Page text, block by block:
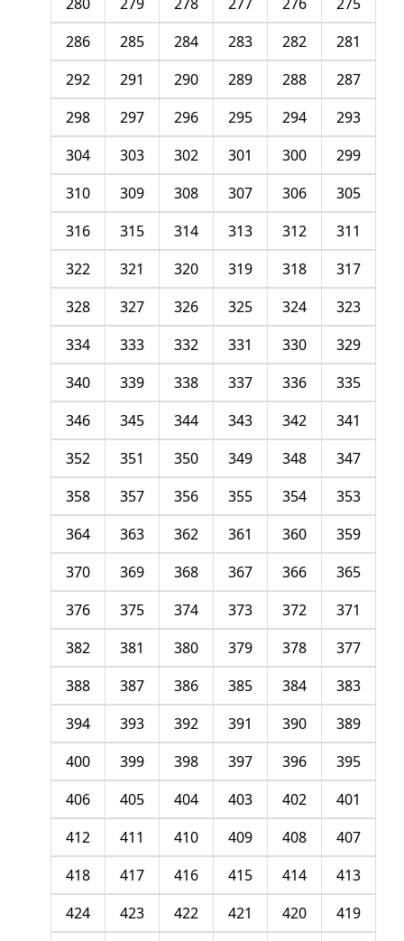
281
282
283
284
285
286
287
288
289
290
291
292
293
294
295
296
297
298
299
300
301
302
303
304
305
306
307
308
309
310
311
312
313
314
315
316
317
318
319
320
321
322
323
324
325
326
327
328
329
330
331
332
333
334
335
336
337
338
339
340
341
342
343
344
345
346
347
348
349
350
351
352
353
354
355
356
357
358
359
360
361
362
363
364
365
366
367
368
369
370
371
372
373
374
375
376
377
378
379
380
381
382
383
384
385
386
387
388
389
390
391
392
393
394
395
396
397
398
399
400
401
402
403
404
405
406
407
408
409
410
411
412
413
414
415
416
417
418
419
420
421
422
423
424